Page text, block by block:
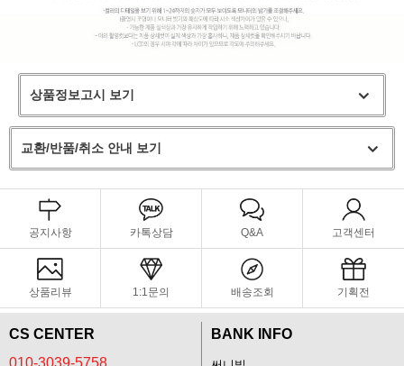
상품정보고시 보기
교환/반품/취소 안내 보기
공지사항 카톡상담 Q&A 고객센터
상품리뷰 1:1문의 배송조회 기획전
CS CENTER
010-3039-5758
BANK INFO